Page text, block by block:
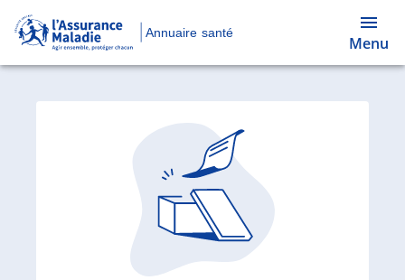
Annuaire santé
Menu